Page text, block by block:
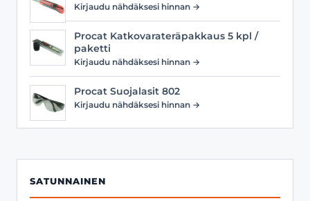
Kirjaudu nähdäksesi hinnan →
Procat Katkovarateräpakkaus 5 kpl /
paketti
Kirjaudu nähdäksesi hinnan →
Procat Suojalasit 802
Kirjaudu nähdäksesi hinnan →
SATUNNAINEN